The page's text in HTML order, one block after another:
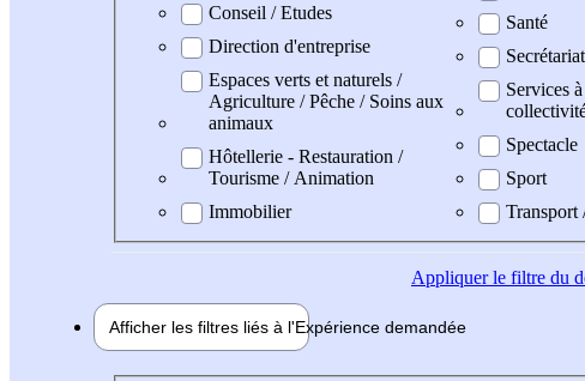
Conseil / Etudes
Direction d'entreprise
Espaces verts et naturels /
Agriculture / Pêche / Soins aux
animaux
Hôtellerie - Restauration /
Tourisme / Animation
Immobilier
Santé
Services
Spectacle
Sport
Transport
Appliquerle filtre du
Afficher les filtres liés à l'Expérience demandée